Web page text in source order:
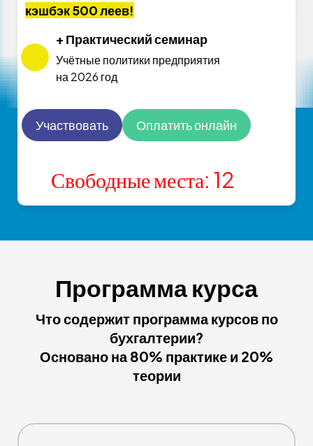
Свободные места: 12
+ Практический семинар
Учётные политики предприятия
на 2026 год
Участвовать Оплатить онлайн
кэшбэк 500 леев!
Программа курса
Что содержит программа курсов по
бухгалтерии?
Основано на 80% практике и 20%
теории